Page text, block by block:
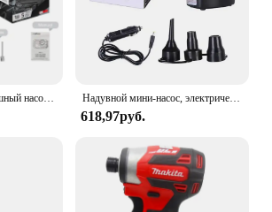
CARSUN мини-воздушный насос для накачивания шин автомобильный электрический мини 20л/мин портативный воздушный компрессор для автомобиля мотоцикла велосипед надувной Надувной мини-насос, электрическая воздушная подушка, насос для кемпинга, портативный матрас с быстрым наполнением, надувной инжектор
618,97руб.